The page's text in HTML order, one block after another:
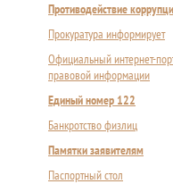
Противодействие
Прокуратура информирует
Официальный интернет-
правовой информации
Единый номер 122
Банкротство физлиц
Памятки заявителям
Паспортный стол